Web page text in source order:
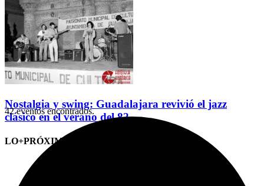
Nostalgia y swing: Guadalajara revivió el jazz
clásico en el verano del 82
LO+PRÓXIMO (CITAS)
42 eventos encontrados.